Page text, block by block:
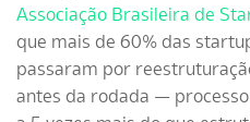
Associação Brasileira de
que mais de 60% das
passaram por
antes da rodada —